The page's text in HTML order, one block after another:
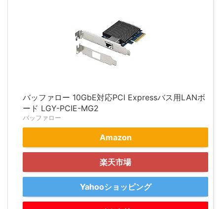
バッファロー 10GbE対応PCI Expressバス用LANボ
ード LGY-PCIE-MG2
バッファロー
Amazon
楽天市場
Yahooショッピング